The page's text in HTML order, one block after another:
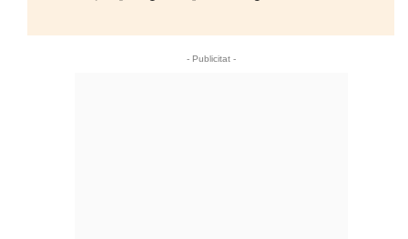
- Publicitat -